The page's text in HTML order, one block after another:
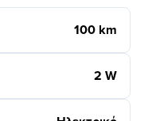
100 km
2 W